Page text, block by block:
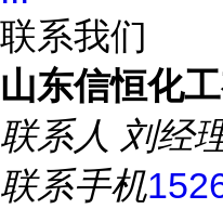
联系我们
山东信恒化
联系人 刘经
联系手机